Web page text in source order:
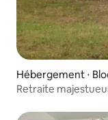
Hébergement ⋅
Retraite